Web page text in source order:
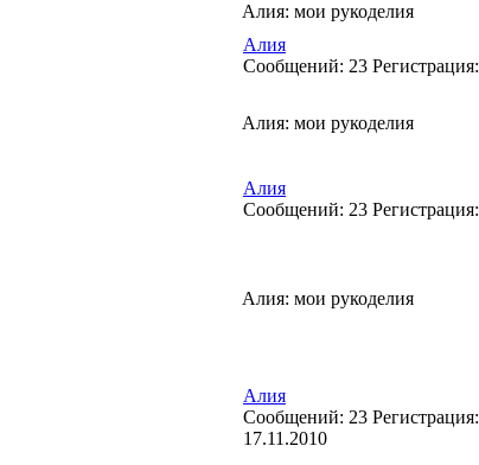
Алия: мои рукоделия
Алия
Cообщений: 23 Регистрация:
Алия: мои рукоделия
Алия
Cообщений: 23 Регистрация:
Алия: мои рукоделия
Алия
Cообщений: 23 Регистрация:
17.11.2010